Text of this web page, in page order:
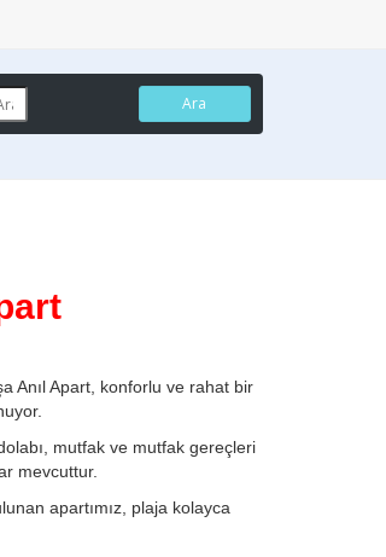
Ara
Anıl Apart, konforlu ve rahat bir
mutfak ve mutfak gereçleri
mevcuttur.
apartımız, plaja kolayca